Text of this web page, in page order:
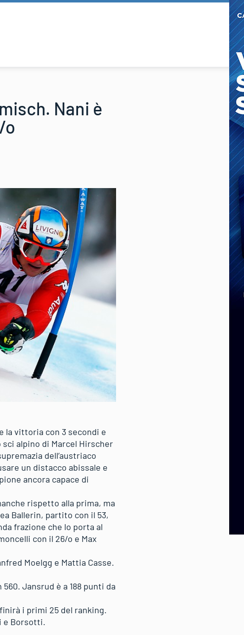
Nani è
o
la vittoria con 3 secondi e
alpino di Marcel Hirscher
dell’austriaco
un distacco abissale e
ancora capace di
rispetto alla prima, ma
Ballerin, partito con il 53,
frazione che lo porta al
con il 26/o e Max
Moelgg e Mattia Casse.
Jansrud è a 188 punti da
i primi 25 del ranking.
e Borsotti.